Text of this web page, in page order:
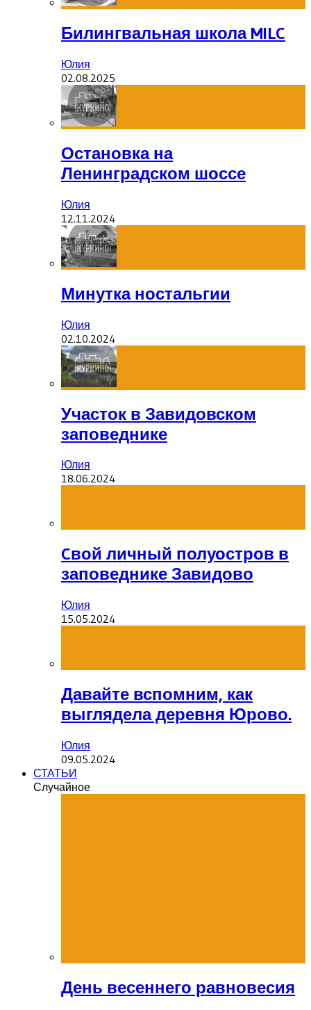
Билингвальная школа MILC
Юлия
02.08.2025
Остановка на
Ленинградском шоссе
Юлия
12.11.2024
Минутка ностальгии
Юлия
02.10.2024
Участок в Завидовском
заповеднике
Юлия
18.06.2024
Cвой личный полуостров в
заповеднике Завидово
Юлия
15.05.2024
Давайте вспомним, как
выглядела деревня Юрово.
Юлия
09.05.2024
СТАТЬИ
Случайное
День весеннего равновесия